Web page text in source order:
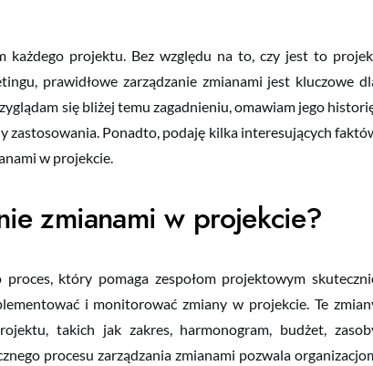
każdego projektu. Bez względu na to, czy jest to projekt
prawidłowe zarządzanie zmianami jest kluczowe dla
się bliżej temu zagadnieniu, omawiam jego historię,
zastosowania. Ponadto, podaję kilka interesujących faktów
w projekcie.
zmianami w projekcie?
który pomaga zespołom projektowym skutecznie
i monitorować zmiany w projekcie. Te zmiany
takich jak zakres, harmonogram, budżet, zasoby
procesu zarządzania zmianami pozwala organizacjom